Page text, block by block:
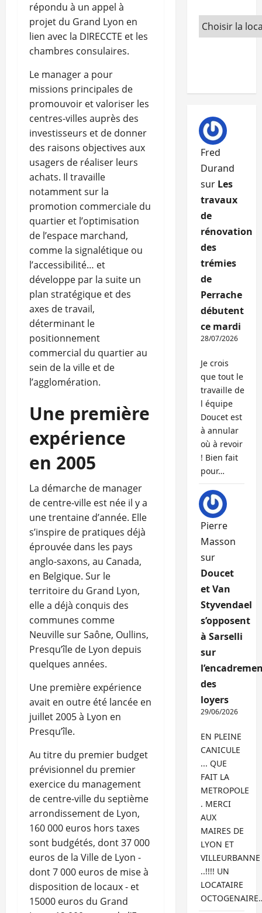
répondu à un appel à
projet du Grand Lyon en
lien avec la DIRECCTE et les
chambres consulaires.
Le manager a pour
missions principales de
promouvoir et valoriser les
centres-villes auprès des
investisseurs et de donner
des raisons objectives aux
usagers de réaliser leurs
achats. Il travaille
notamment sur la
promotion commerciale du
quartier et l’optimisation
de l’espace marchand,
comme la signalétique ou
l’accessibilité… et
développe par la suite un
plan stratégique et des
axes de travail,
déterminant le
positionnement
commercial du quartier au
sein de la ville et de
l’agglomération.
Une première
expérience
en 2005
La démarche de manager
de centre-ville est née il y a
une trentaine d’année. Elle
s’inspire de pratiques déjà
éprouvée dans les pays
anglo-saxons, au Canada,
en Belgique. Sur le
territoire du Grand Lyon,
elle a déjà conquis des
communes comme
Neuville sur Saône, Oullins,
Presqu’île de Lyon depuis
quelques années.
Une première expérience
avait en outre été lancée en
juillet 2005 à Lyon en
Presqu’île.
Au titre du premier budget
prévisionnel du premier
exercice du management
de centre-ville du septième
arrondissement de Lyon,
160 000 euros hors taxes
sont budgétés, dont 37 000
euros de la Ville de Lyon -
dont 7 000 euros de mise à
disposition de locaux - et
15000 euros du Grand
Fred
Durand
sur Les
travaux
de
rénovation
des
trémies
de
Perrache
débutent
ce mardi
28/07/2026
Je crois
que tout le
travaille de
l équipe
Doucet est
à annular
où à revoir
! Bien fait
pour…
Pierre
Masson
sur
Doucet
et Van
Styvendael
s’opposent
à Sarselli
sur
des
loyers
29/06/2026
EN PLEINE
CANICULE
... QUE
FAIT LA
METROPOLE
. MERCI
AUX
MAIRES DE
LYON ET
VILLEURBANNE
..!!!! UN
LOCATAIRE